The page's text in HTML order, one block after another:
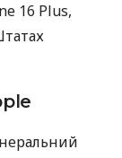
16 Plus,